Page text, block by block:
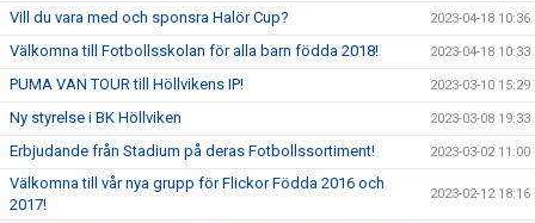
Vill du vara med och sponsra Halör Cup? 2023-04-18 10:36
Välkomna till Fotbollsskolan för alla barn födda 2018! 2023-04-18 10:33
PUMA VAN TOUR till Höllvikens IP! 2023-03-10 15:29
Ny styrelse i BK Höllviken 2023-03-08 19:33
Erbjudande från Stadium på deras Fotbollssortiment! 2023-03-02 11:00
Välkomna till vår nya grupp för Flickor Födda 2016 och
2017!
2023-02-12 18:16